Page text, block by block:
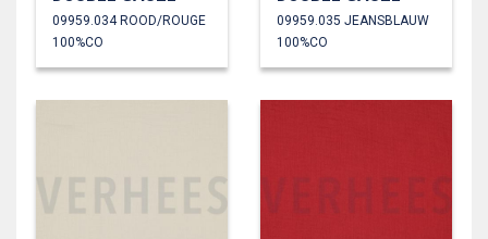
09959.034 ROOD/ROUGE
100%CO
09959.035 JEANSBLAUW
100%CO